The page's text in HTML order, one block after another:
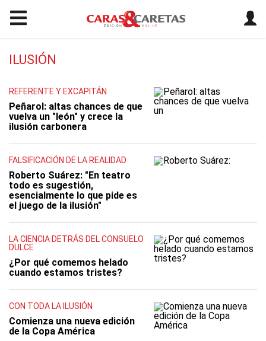
ILUSIÓN
REFERENTE Y EXCAPITÁN
Peñarol: altas chances de que
vuelva un "león" y crece la
ilusión carbonera
FALSIFICACIÓN DE LA REALIDAD
Roberto Suárez: "En teatro
todo es sugestión,
esencialmente lo que pide es
el juego de la ilusión"
LA CIENCIA DETRÁS DEL CONSUELO
DULCE
¿Por qué comemos helado
cuando estamos tristes?
CON TODA LA ILUSIÓN
Comienza una nueva edición
de la Copa América